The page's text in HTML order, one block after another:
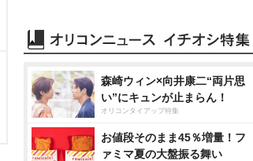
森崎ウィン×向井康二“両片思
い”にキュンが止まらん！
オリコンタイアップ特集
お値段そのまま45％増量！フ
ァミマ夏の大盤振る舞い